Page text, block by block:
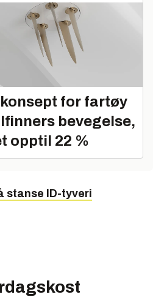
for fartøy
bevegelse,
opptil 22 %
stanse ID-tyveri